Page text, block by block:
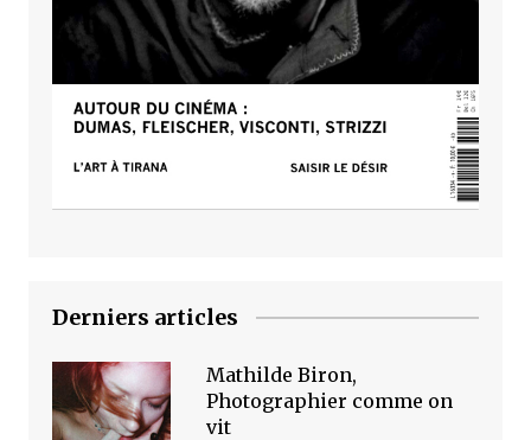
Derniers articles
Mathilde Biron,
Photographier comme on
vit